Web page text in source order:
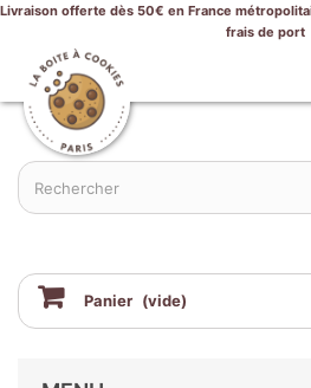
Livraison offerte dès 50€ en France
frais de port
Panier (vide)